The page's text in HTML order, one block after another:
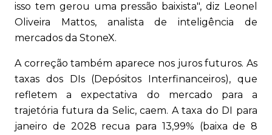
isso tem gerou uma pressão baixista", diz Leonel
Oliveira Mattos, analista de inteligência de
mercados da StoneX.
A correção também aparece nos juros futuros. As
taxas dos DIs (Depósitos Interfinanceiros), que
refletem a expectativa do mercado para a
trajetória futura da Selic, caem. A taxa do DI para
janeiro de 2028 recua para 13,99% (baixa de 8